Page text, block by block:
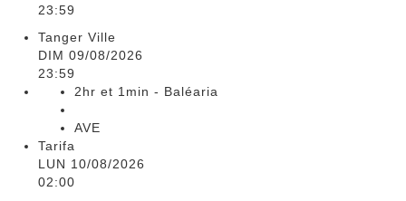
23:59
Tanger Ville
DIM 09/08/2026
23:59
2hr et 1min - Baléaria
AVE
Tarifa
LUN 10/08/2026
02:00